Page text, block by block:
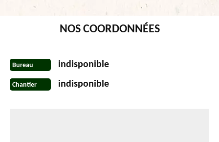
NOS COORDONNÉES
Bureau indisponible
Chantier indisponible